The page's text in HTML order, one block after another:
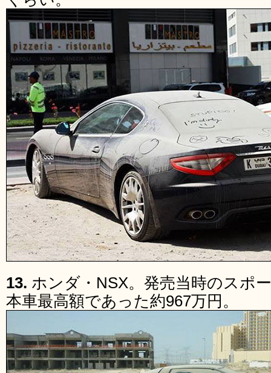
13. ホンダ・NSX。発売当時のスポ
本車最高額であった約967万円。